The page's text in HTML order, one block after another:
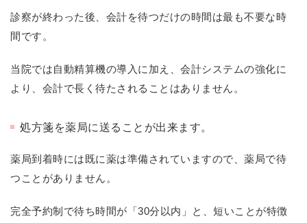
診察が終わった後、会計を待つだけの時間は最も不要な時
間です。
当院では自動精算機の導入に加え、会計システムの強化に
より、会計で長く待たされることはありません。
処方箋を薬局に送ることが出来ます。
薬局到着時には既に薬は準備されていますので、薬局で待
つことがありません。
完全予約制で待ち時間が「30分以内」と、短いことが特徴